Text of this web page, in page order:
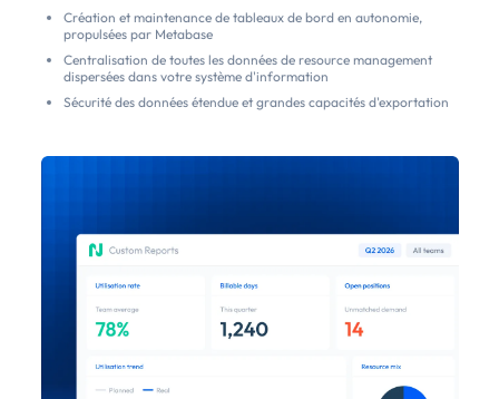
Création et maintenance de tableaux de bord en autonomie,
propulsées par Metabase
Centralisation de toutes les données de resource management
dispersées dans votre système d'information
Sécurité des données étendue et grandes capacités d'exportation